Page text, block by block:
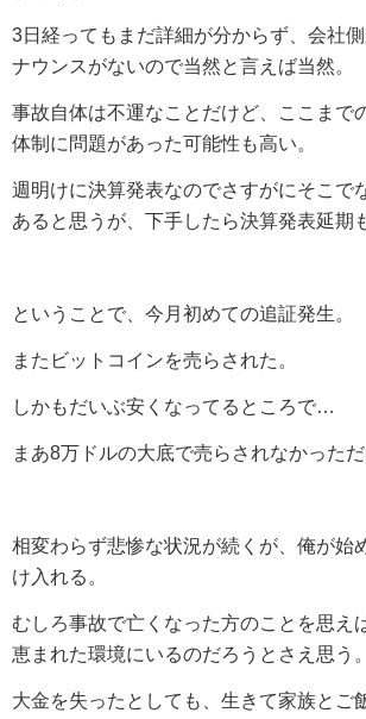
3日経ってもまだ詳細が分からず、会社
ナウンスがないので当然と言えば当然。
事故自体は不運なことだけど、ここまで
体制に問題があった可能性も高い。
週明けに決算発表なのでさすがにそこで
あると思うが、下手したら決算発表延期
ということで、今月初めての追証発生。
またビットコインを売らされた。
しかもだいぶ安くなってるところで…
まあ8万ドルの大底で売らされなかっただ
相変わらず悲惨な状況が続くが、俺が始
け入れる。
むしろ事故で亡くなった方のことを思え
恵まれた環境にいるのだろうとさえ思う。
大金を失ったとしても、生きて家族とご